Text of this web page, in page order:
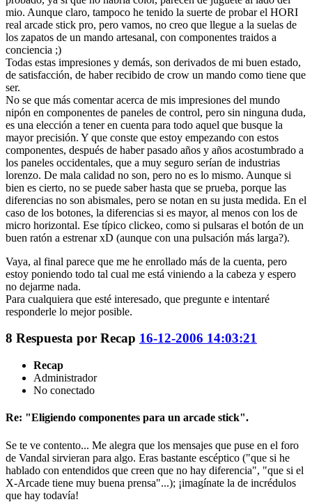
mio. Aunque claro, tampoco he tenido la suerte de probar el HORI
real arcade stick pro, pero vamos, no creo que llegue a la suelas de
los zapatos de un mando artesanal, con componentes traidos a
conciencia ;)
Todas estas impresiones y demás, son derivados de mi buen estado,
de satisfacción, de haber recibido de crow un mando como tiene que
ser.
No se que más comentar acerca de mis impresiones del mundo
nipón en componentes de paneles de control, pero sin ninguna duda,
es una elección a tener en cuenta para todo aquel que busque la
mayor precisión. Y que conste que estoy empezando con estos
componentes, después de haber pasado años y años acostumbrado a
los paneles occidentales, que a muy seguro serían de industrias
lorenzo. De mala calidad no son, pero no es lo mismo. Aunque si
bien es cierto, no se puede saber hasta que se prueba, porque las
diferencias no son abismales, pero se notan en su justa medida. En el
caso de los botones, la diferencias si es mayor, al menos con los de
micro horizontal. Ese típico clickeo, como si pulsaras el botón de un
buen ratón a estrenar xD (aunque con una pulsación más larga?).
Vaya, al final parece que me he enrollado más de la cuenta, pero
estoy poniendo todo tal cual me está viniendo a la cabeza y espero
no dejarme nada.
Para cualquiera que esté interesado, que pregunte e intentaré
responderle lo mejor posible.
8 Respuesta por Recap 16-12-2006 14:03:21
Recap
Administrador
No conectado
Re: "Eligiendo componentes para un arcade stick".
Se te ve contento... Me alegra que los mensajes que puse en el foro
de Vandal sirvieran para algo. Eras bastante escéptico ("que si he
hablado con entendidos que creen que no hay diferencia", "que si el
X-Arcade tiene muy buena prensa"...); ¡imagínate la de incrédulos
que hay todavía!